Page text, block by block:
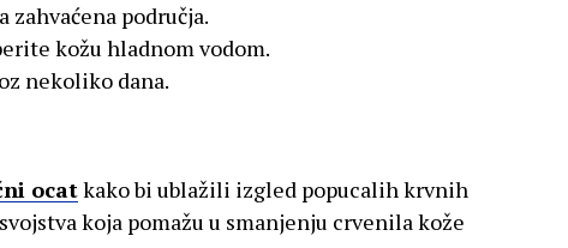
područja.
kožu hladnom vodom.
nekoliko dana.
ocatkako bi ublažili izgled popucalih krvnih
koja pomažu u smanjenju crvenila kože